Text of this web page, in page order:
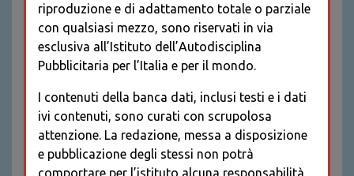
riproduzione e di adattamento totale o parziale
con qualsiasi mezzo, sono riservati in via
esclusiva all’Istituto dell’Autodisciplina
Pubblicitaria per l’Italia e per il mondo.
I contenuti della banca dati, inclusi testi e i dati
ivi contenuti, sono curati con scrupolosa
attenzione. La redazione, messa a disposizione
e pubblicazione degli stessi non potrà
comportare per l’istituto alcuna responsabilità